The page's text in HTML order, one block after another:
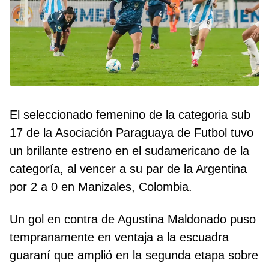
El seleccionado femenino de la categoria sub
17 de la Asociación Paraguaya de Futbol tuvo
un brillante estreno en el sudamericano de la
categoría, al vencer a su par de la Argentina
por 2 a 0 en Manizales, Colombia.
Un gol en contra de Agustina Maldonado puso
tempranamente en ventaja a la escuadra
guaraní que amplió en la segunda etapa sobre